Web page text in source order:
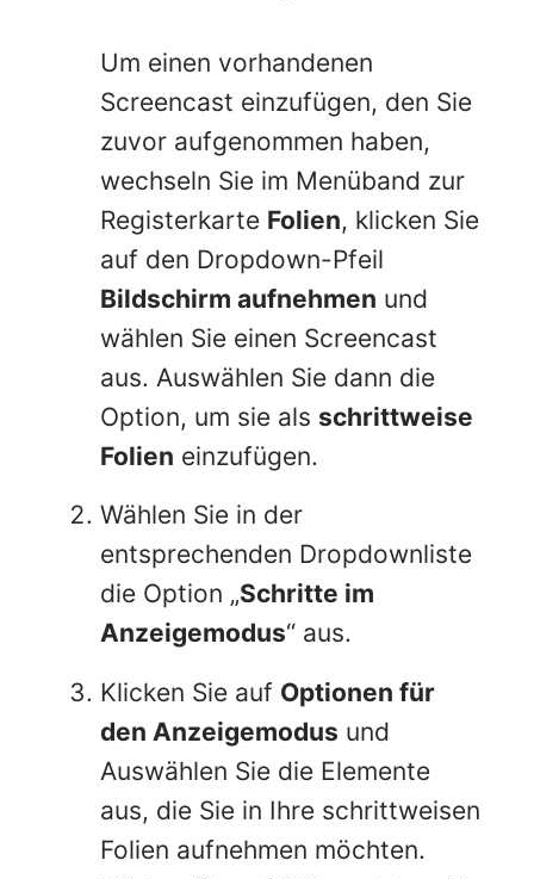
Um einen vorhandenen
Screencast einzufügen, den Sie
zuvor aufgenommen haben,
wechseln Sie im Menüband zur
Registerkarte Folien, klicken Sie
auf den Dropdown-Pfeil
Bildschirm aufnehmen und
wählen Sie einen Screencast
aus. Auswählen Sie dann die
Option, um sie als schrittweise
Folien einzufügen.
Wählen Sie in der
entsprechenden Dropdownliste
die Option „Schritte im
Anzeigemodus“ aus.
Klicken Sie auf Optionen für
den Anzeigemodus und
Auswählen Sie die Elemente
aus, die Sie in Ihre schrittweisen
Folien aufnehmen möchten.